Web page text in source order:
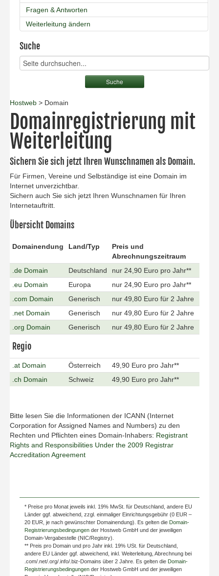
Fragen & Antworten
Weiterleitung ändern
Suche
Hostweb > Domain
Domainregistrierung mit
Weiterleitung
Sichern Sie sich jetzt Ihren Wunschnamen als Domain.
Für Firmen, Vereine und Selbständige ist eine Domain im
Internet unverzichtbar.
Sichern auch Sie sich jetzt Ihren Wunschnamen für Ihren
Internetauftritt.
Übersicht Domains
Domainendung Land/Typ
Preis und
Abrechnungszeitraum
.de Domain
Deutschland
nur 24,90 Euro pro Jahr**
.eu Domain
Europa
nur 24,90 Euro pro Jahr**
.com Domain
Generisch
nur 49,80 Euro für 2 Jahre
.net Domain
Generisch
nur 49,80 Euro für 2 Jahre
.org Domain
Generisch nur 49,80 Euro für 2 Jahre
Regio
.at Domain Österreich
49,90 Euro pro Jahr**
.ch Domain
Schweiz 49,90 Euro pro Jahr**
Bitte lesen Sie die Informationen der ICANN (Internet
Corporation for Assigned Names and Numbers) zu den
Rechten und Pflichten eines Domain-Inhabers: Registrant
Rights and Responsibilities Under the 2009 Registrar
Accreditation Agreement
* Preise pro Monat jeweils inkl. 19% MwSt. für Deutschland, andere EU
Länder ggf. abweichend, zzgl. einmaliger Einrichtungsgebühr (0 EUR –
20 EUR, je nach gewünschter Domainendung). Es gelten die Domain-
Registrierungsbedingungen der Hostweb GmbH und der jeweiligen
Domain-Vergabestelle (NIC/Registry).
** Preis pro Domain und pro Jahr inkl. 19% USt. für Deutschland,
andere EU Länder ggf. abweichend, inkl. Weiterleitung, Abrechnung bei
.com/.net/.org/.info/.biz-Domains über 2 Jahre. Es gelten die Domain-
Registrierungsbedingungen der Hostweb GmbH und der jeweiligen